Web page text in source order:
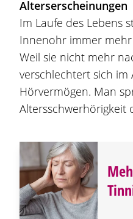
Alterserscheinungen
Im Laufe des Lebens
Innenohr immer
Weil sie nicht mehr
verschlechtert sich im
Hörvermögen. Man
Altersschwerhörigkeit